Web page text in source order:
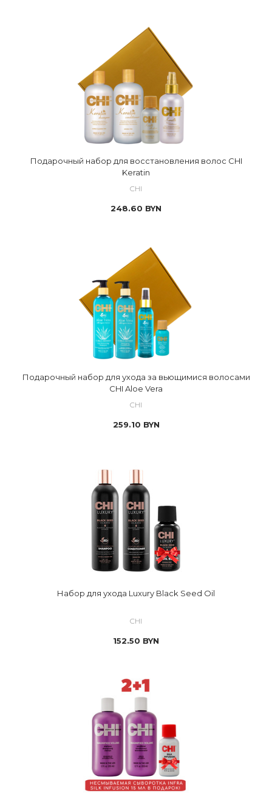
Подарочный набор для восстановления волос CHI
Keratin
CHI
248.60 BYN
Подарочный набор для ухода за вьющимися волосами
CHI Aloe Vera
CHI
259.10 BYN
Набор для ухода Luxury Black Seed Oil
CHI
152.50 BYN